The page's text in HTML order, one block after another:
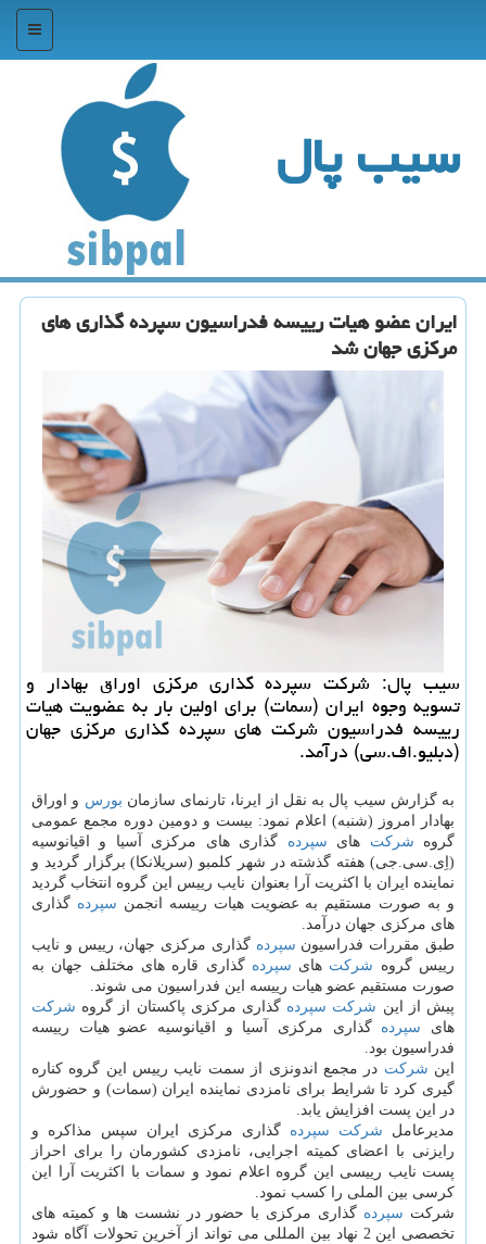
منو
سیب پال
ایران عضو هیات رییسه فدراسیون سپرده گذاری های
مركزی جهان شد
سیب پال: شركت سپرده گذاری مركزی اوراق بهادار و
تسویه وجوه ایران (سمات) برای اولین بار به عضویت هیات
رییسه فدراسیون شركت های سپرده گذاری مركزی جهان
(دبلیو.اف.سی) درآمد.
به گزارش سیب پال به نقل از ایرنا، تارنمای سازمان بورس و اوراق
بهادار امروز (شنبه) اعلام نمود: بیست و دومین دوره مجمع عمومی
گروه شركت های سپرده گذاری های مركزی آسیا و اقیانوسیه
(اِی.سی.جی) هفته گذشته در شهر كلمبو (سریلانكا) برگزار گردید و
نماینده ایران با اكثریت آرا بعنوان نایب رییس این گروه انتخاب گردید
و به صورت مستقیم به عضویت هیات رییسه انجمن سپرده گذاری
های مركزی جهان درآمد.
طبق مقررات فدراسیون سپرده گذاری مركزی جهان، رییس و نایب
رییس گروه شركت های سپرده گذاری قاره های مختلف جهان به
صورت مستقیم عضو هیات رییسه این فدراسیون می شوند.
پیش از این شركت سپرده گذاری مركزی پاكستان از گروه شركت
های سپرده گذاری مركزی آسیا و اقیانوسیه عضو هیات رییسه
فدراسیون بود.
این شركت در مجمع اندونزی از سمت نایب رییس این گروه كناره
گیری كرد تا شرایط برای نامزدی نماینده ایران (سمات) و حضورش
در این پست افزایش یابد.
مدیرعامل شركت سپرده گذاری مركزی ایران سپس مذاكره و
رایزنی با اعضای كمیته اجرایی، نامزدی كشورمان را برای احراز
پست نایب رییسی این گروه اعلام نمود و سمات با اكثریت آرا این
كرسی بین الملی را كسب نمود.
شركت سپرده گذاری مركزی با حضور در نشست ها و كمیته های
تخصصی این 2 نهاد بین المللی می تواند از آخرین تحولات آگاه شود